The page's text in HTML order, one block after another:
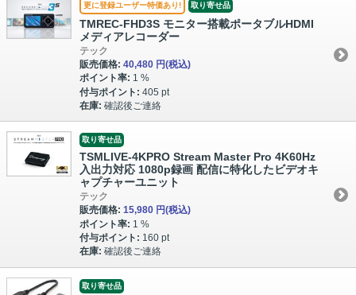
更に登録ユーザー特価あり! 取り寄せ品
TMREC-FHD3S モニター搭載ポータブルHDMI
メディアレコーダー
テック
販売価格: 40,480 円(税込)
ポイント率: 1 %
付与ポイント: 405 pt
在庫: 確認後ご連絡
取り寄せ品
TSMLIVE-4KPRO Stream Master Pro 4K60Hz
入出力対応 1080p録画 配信に特化したビデオキ
ャプチャーユニット
テック
販売価格: 15,980 円(税込)
ポイント率: 1 %
付与ポイント: 160 pt
在庫: 確認後ご連絡
取り寄せ品